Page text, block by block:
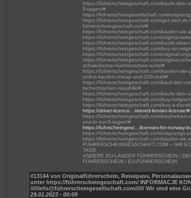
https://führerscheingeschaft.com/kaufe-den-
5-tagen/#
https://führerscheingesellschaft.com/
https://führerscheingeschaft.com/get-siich-
führerscheingeschaft-com/#
https://führerscheingeschaft.com/kaufen-sie-
https://führerscheingeschaft.com/original-
https://führerscheingeschaft.com/kaufe-
https://führerscheingeschaft.com/buy-an-
https://führerscheingeschaft.com/original-
https://führerscheingeschaft.com/original-
schwedischer-fuehrerschein-echt/#
https://führerscheingeschaft.com/kaufen-sie-
online-kaufen-cheap-and-100-real/#
https://führerscheingeschaft.com/kauf-den-
tschechischen-republik/#
https://führerscheingeschaft.com/kaufe-den-
https://führerscheingeschaft.com/buy-
https://führerscheingeschaft.com/buy-a-
https://driver-licence...istered-letvian-license/#
https://führerscheingeschaft.com/kauf-einen-
uns-in-nur-5-tagen/#
https://fuhrscheingesc...licenses-for-norway-
https://führerscheingeschaft.com/ursprungs-
https://führerscheingeschaft.com/kaufen-sie-
FUHRERSCHEINGESSCHAFT.COM – IHR
TAGE
ANDERE EU-LÄNDER FÜHRERSCHEIN /
FÜHRERSCHEIN / EU-FÜHRERSCHEIN
#13144 von Originalführerschein, Reisepass,
unter https://führerscheingeschaft.com/ INFORMACJE
/////info@führerscheingesellschaft.com////// Wir sind eine
29.01.2023 - 00:09